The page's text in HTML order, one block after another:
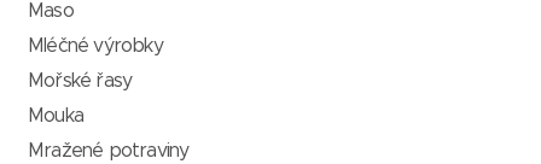
Maso
Mléčné výrobky
Mořské řasy
Mouka
Mražené potraviny